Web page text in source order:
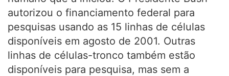
autorizou o financiamento federal para
pesquisas usando as 15 linhas de células
disponíveis em agosto de 2001. Outras
linhas de células-tronco também estão
disponíveis para pesquisa, mas sem a